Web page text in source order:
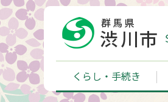
くらし・手続き